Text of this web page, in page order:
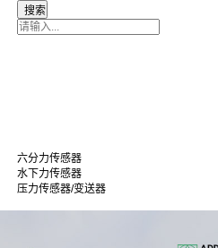
六分力传感器
水下力传感器
压力传感器/变送器